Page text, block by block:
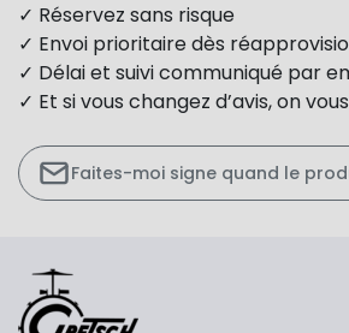
✓ Réservez sans risque
✓ Envoi prioritaire dès
✓ Délai et suivi communiqué par
✓ Et si vous changez d’avis, on
Faites-moi signe quand le